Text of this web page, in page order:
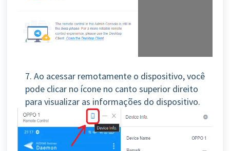
7. Ao acessar remotamente o dispositivo, você
pode clicar no ícone no canto superior direito
para visualizar as informações do dispositivo.